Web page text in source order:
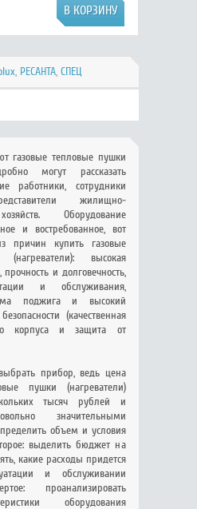
, РЕСАНТА, СПЕЦ
газовые тепловые пушки
могут рассказать
работники, сотрудники
жилищно-
Оборудование
и востребованное, вот
причин купить газовые
высокая
прочность и долговечность,
и обслуживания,
поджига и высокий
(качественная
корпуса и защита от
прибор, ведь цена
пушки (нагреватели)
тысяч рублей и
значительными
объем и условия
выделить бюджет на
какие расходы придется
и обслуживании
проанализировать
оборудования